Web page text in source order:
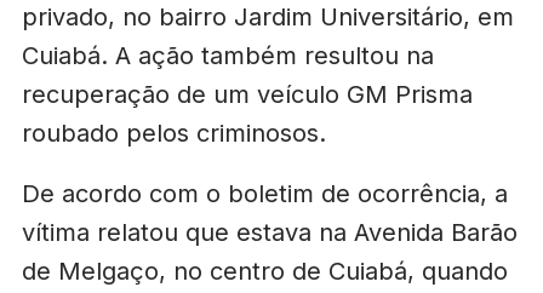
privado, no bairro Jardim Universitário, em
Cuiabá. A ação também resultou na
recuperação de um veículo GM Prisma
roubado pelos criminosos.
De acordo com o boletim de ocorrência, a
vítima relatou que estava na Avenida Barão
de Melgaço, no centro de Cuiabá, quando